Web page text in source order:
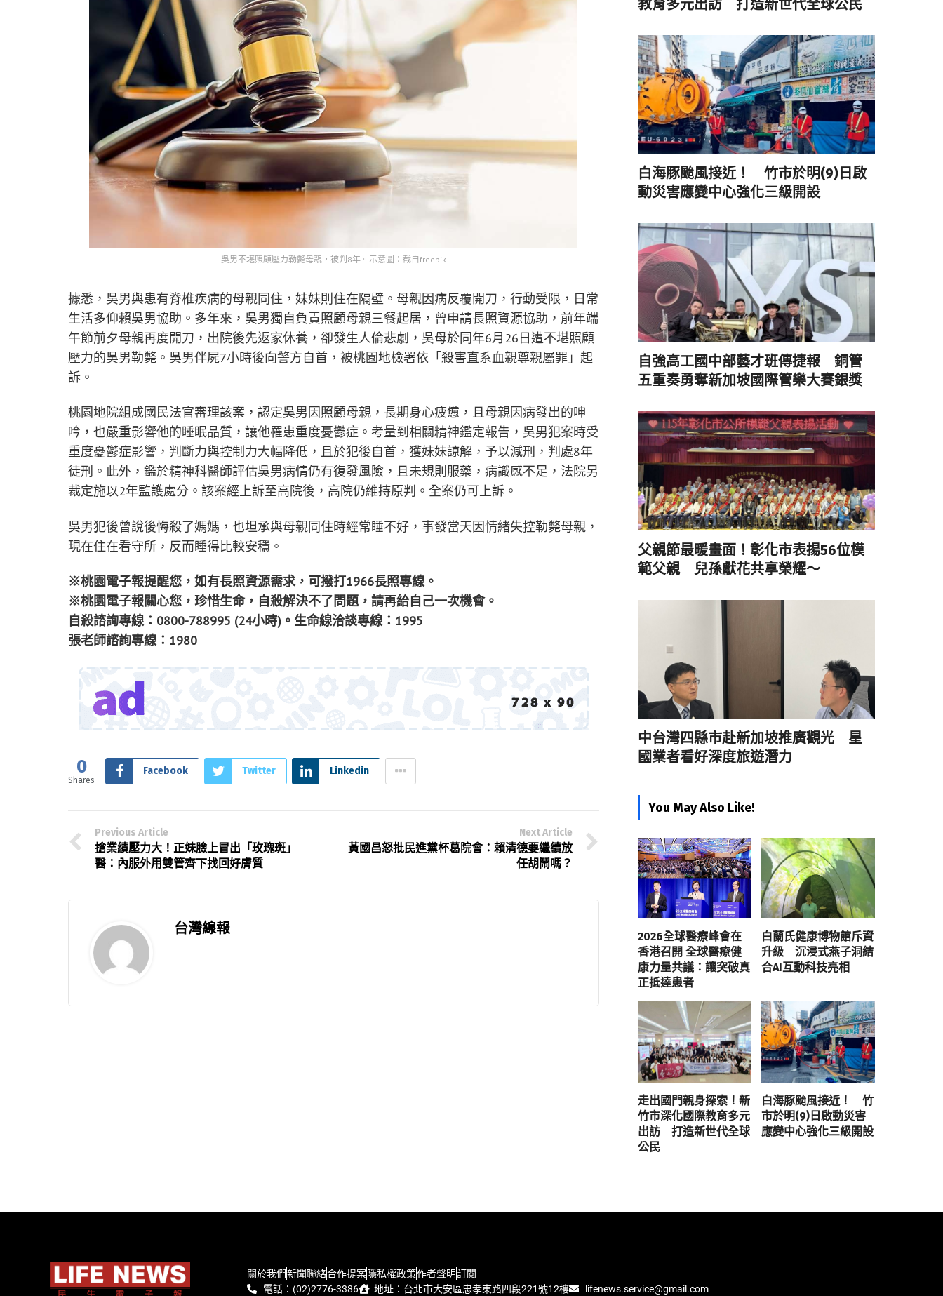
吳男不堪照顧壓力勒斃母親，被判8年。示意圖：截自freepik
據悉，吳男與患有脊椎疾病的母親同住，妹妹則住在隔壁。母親因病反覆開刀，行動受限，日常
生活多仰賴吳男協助。多年來，吳男獨自負責照顧母親三餐起居，曾申請長照資源協助，前年端
午節前夕母親再度開刀，出院後先返家休養，卻發生人倫悲劇，吳母於同年6月26日遭不堪照顧
壓力的吳男勒斃。吳男伴屍7小時後向警方自首，被桃園地檢署依「殺害直系血親尊親屬罪」起
訴。
桃園地院組成國民法官審理該案，認定吳男因照顧母親，長期身心疲憊，且母親因病發出的呻
吟，也嚴重影響他的睡眠品質，讓他罹患重度憂鬱症。考量到相關精神鑑定報告，吳男犯案時受
重度憂鬱症影響，判斷力與控制力大幅降低，且於犯後自首，獲妹妹諒解，予以減刑，判處8年
徒刑。此外，鑑於精神科醫師評估吳男病情仍有復發風險，且未規則服藥，病識感不足，法院另
裁定施以2年監護處分。該案經上訴至高院後，高院仍維持原判。全案仍可上訴。
吳男犯後曾說後悔殺了媽媽，也坦承與母親同住時經常睡不好，事發當天因情緒失控勒斃母親，
現在住在看守所，反而睡得比較安穩。
※桃園電子報提醒您，如有長照資源需求，可撥打1966長照專線。
※桃園電子報關心您，珍惜生命，自殺解決不了問題，請再給自己一次機會。
自殺諮詢專線：0800-788995 (24小時)。生命線洽談專線：1995
張老師諮詢專線：1980
0
Shares
Facebook Twitter Linkedin
Previous Article
搶業績壓力大！正妹臉上冒出「玫瑰斑」
醫：內服外用雙管齊下找回好膚質
Next Article
黃國昌怒批民進黨杯葛院會：賴清德要繼續放
任胡鬧嗎？
台灣線報
教育多元出訪 打造新世代全球公民
白海豚颱風接近！ 竹市於明(9)日啟
動災害應變中心強化三級開設
自強高工國中部藝才班傳捷報 銅管
五重奏勇奪新加坡國際管樂大賽銀獎
父親節最暖畫面！彰化市表揚56位模
範父親 兒孫獻花共享榮耀～
中台灣四縣市赴新加坡推廣觀光 星
國業者看好深度旅遊潛力
You May Also Like!
2026全球醫療峰會在
香港召開 全球醫療健
康力量共議：讓突破真
正抵達患者
白蘭氏健康博物館斥資
升級 沉浸式燕子洞結
合AI互動科技亮相
走出國門親身探索！新
竹市深化國際教育多元
出訪 打造新世代全球
公民
白海豚颱風接近！ 竹
市於明(9)日啟動災害
應變中心強化三級開設
關於我們新聞聯絡合作提案隱私權政策作者聲明訂閱
電話：(02)2776-3386
地址：台北市大安區忠孝東路四段221號12樓 lifenews.service@gmail.com